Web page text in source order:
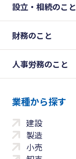
設立・相続のこと
財務のこと
人事労務のこと
業種から探す
建設
製造
小売